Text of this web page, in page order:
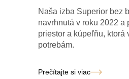
Naša izba Superior bez
navrhnutá v roku 2022 a
priestor a kúpeľňu, ktorá
potrebám.
Prečítajte si viac